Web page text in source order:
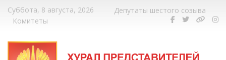
Суббота, 8 августа, 2026
Депутаты шестого созыва
Комитеты